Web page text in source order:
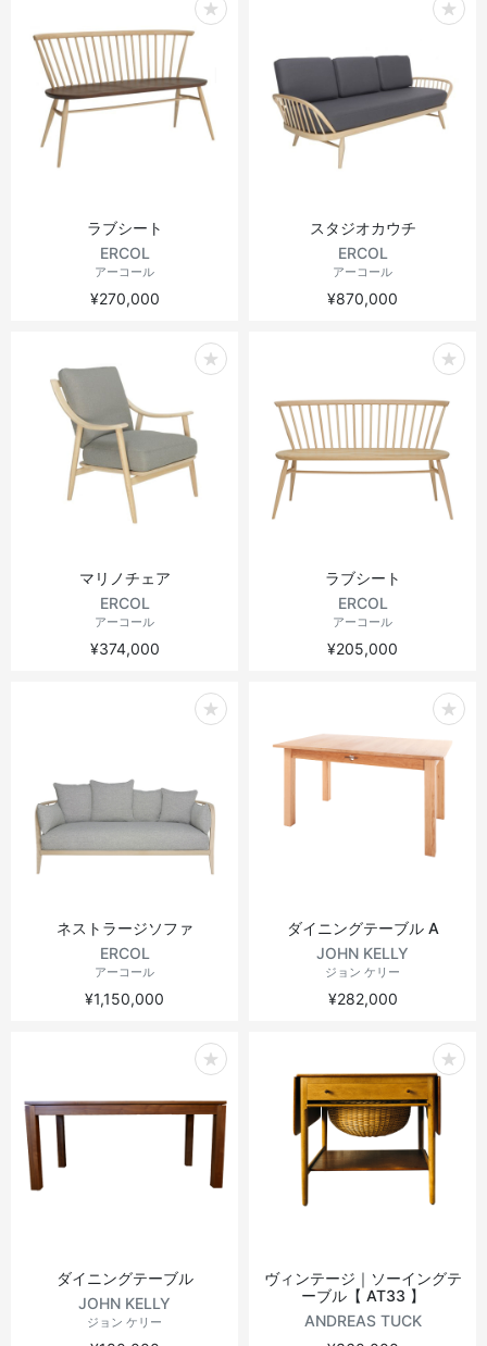
ラブシート
ERCOL
アーコール
¥270,000
スタジオカウチ
ERCOL
アーコール
¥870,000
マリノチェア
ERCOL
アーコール
¥374,000
ラブシート
ERCOL
アーコール
¥205,000
ネストラージソファ
ERCOL
アーコール
¥1,150,000
ダイニングテーブル A
JOHN KELLY
ジョン ケリー
¥282,000
ダイニングテーブル
JOHN KELLY
ジョン ケリー
ヴィンテージ｜ソーイングテ
ーブル【 AT33 】
ANDREAS TUCK